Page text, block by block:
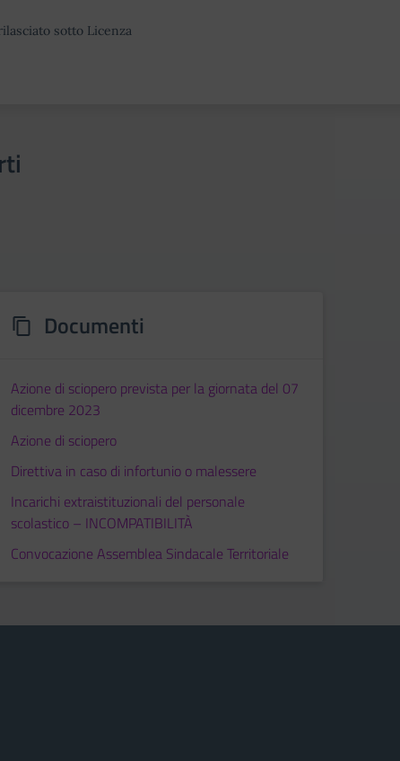
sotto Licenza
Documenti
Azione di sciopero prevista per la giornata del 07
dicembre 2023
Azione di sciopero
Direttiva in caso di infortunio o malessere
Incarichi extraistituzionali del personale
scolastico – INCOMPATIBILITÀ
Convocazione Assemblea Sindacale Territoriale